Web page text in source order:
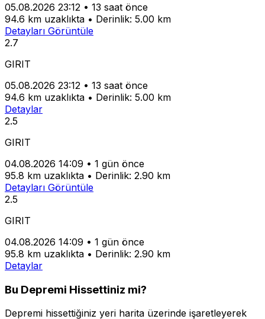
05.08.2026 23:12 • 13 saat önce
94.6 km uzaklıkta • Derinlik: 5.00 km
Detayları Görüntüle
2.7
GIRIT
05.08.2026 23:12 • 13 saat önce
94.6 km uzaklıkta • Derinlik: 5.00 km
Detaylar
2.5
GIRIT
04.08.2026 14:09 • 1 gün önce
95.8 km uzaklıkta • Derinlik: 2.90 km
Detayları Görüntüle
2.5
GIRIT
04.08.2026 14:09 • 1 gün önce
95.8 km uzaklıkta • Derinlik: 2.90 km
Detaylar
Bu Depremi Hissettiniz mi?
Depremi hissettiğiniz yeri harita üzerinde işaretleyerek